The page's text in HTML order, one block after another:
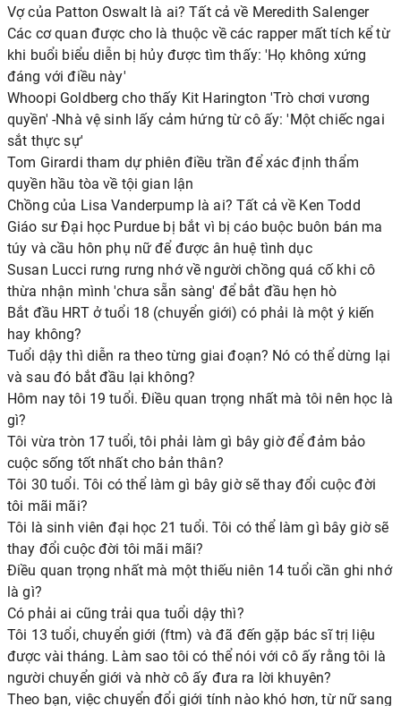
Vợ của Patton Oswalt là ai? Tất cả về Meredith Salenger
Các cơ quan được cho là thuộc về các rapper mất tích kể từ
khi buổi biểu diễn bị hủy được tìm thấy: 'Họ không xứng
đáng với điều này'
Whoopi Goldberg cho thấy Kit Harington 'Trò chơi vương
quyền' -Nhà vệ sinh lấy cảm hứng từ cô ấy: 'Một chiếc ngai
sắt thực sự'
Tom Girardi tham dự phiên điều trần để xác định thẩm
quyền hầu tòa về tội gian lận
Chồng của Lisa Vanderpump là ai? Tất cả về Ken Todd
Giáo sư Đại học Purdue bị bắt vì bị cáo buộc buôn bán ma
túy và cầu hôn phụ nữ để được ân huệ tình dục
Susan Lucci rưng rưng nhớ về người chồng quá cố khi cô
thừa nhận mình 'chưa sẵn sàng' để bắt đầu hẹn hò
Bắt đầu HRT ở tuổi 18 (chuyển giới) có phải là một ý kiến ​​
hay không?
Tuổi dậy thì diễn ra theo từng giai đoạn? Nó có thể dừng lại
và sau đó bắt đầu lại không?
Hôm nay tôi 19 tuổi. Điều quan trọng nhất mà tôi nên học là
gì?
Tôi vừa tròn 17 tuổi, tôi phải làm gì bây giờ để đảm bảo
cuộc sống tốt nhất cho bản thân?
Tôi 30 tuổi. Tôi có thể làm gì bây giờ sẽ thay đổi cuộc đời
tôi mãi mãi?
Tôi là sinh viên đại học 21 tuổi. Tôi có thể làm gì bây giờ sẽ
thay đổi cuộc đời tôi mãi mãi?
Điều quan trọng nhất mà một thiếu niên 14 tuổi cần ghi nhớ
là gì?
Có phải ai cũng trải qua tuổi dậy thì?
Tôi 13 tuổi, chuyển giới (ftm) và đã đến gặp bác sĩ trị liệu
được vài tháng. Làm sao tôi có thể nói với cô ấy rằng tôi là
người chuyển giới và nhờ cô ấy đưa ra lời khuyên?
Theo bạn, việc chuyển đổi giới tính nào khó hơn, từ nữ sang